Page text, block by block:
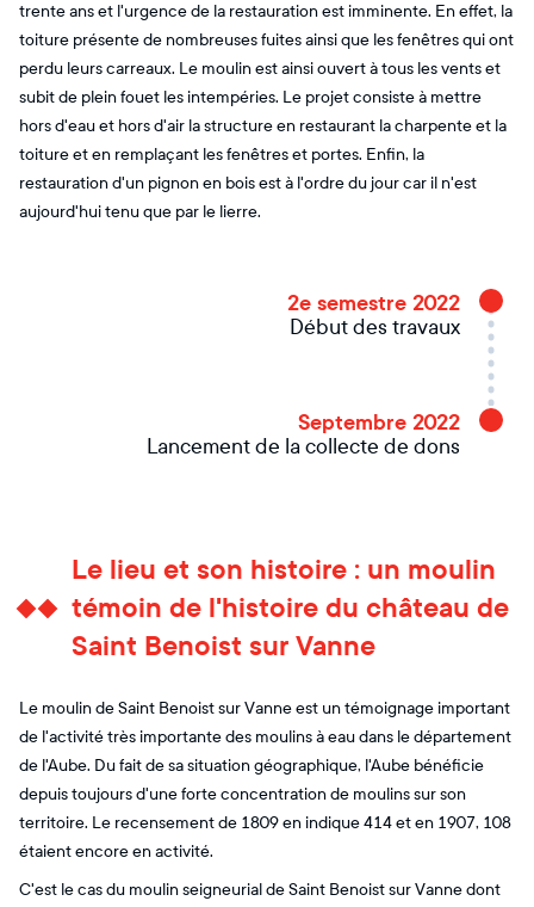
trente ans et l'urgence de la restauration est imminente. En effet, la
toiture présente de nombreuses fuites ainsi que les fenêtres qui ont
perdu leurs carreaux. Le moulin est ainsi ouvert à tous les vents et
subit de plein fouet les intempéries. Le projet consiste à mettre
hors d'eau et hors d'air la structure en restaurant la charpente et la
toiture et en remplaçant les fenêtres et portes. Enfin, la
restauration d'un pignon en bois est à l'ordre du jour car il n'est
aujourd'hui tenu que par le lierre.
2e semestre 2022
Début des travaux
Septembre 2022
Lancement de la collecte de dons
Le lieu et son histoire : un moulin
témoin de l'histoire du château de
Saint Benoist sur Vanne
Le moulin de Saint Benoist sur Vanne est un témoignage important
de l'activité très importante des moulins à eau dans le département
de l'Aube. Du fait de sa situation géographique, l'Aube bénéficie
depuis toujours d'une forte concentration de moulins sur son
territoire. Le recensement de 1809 en indique 414 et en 1907, 108
étaient encore en activité.
C'est le cas du moulin seigneurial de Saint Benoist sur Vanne dont